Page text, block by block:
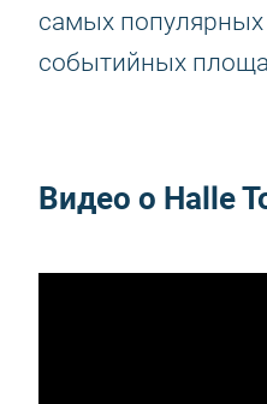
самых
событийных
Видео о Halle